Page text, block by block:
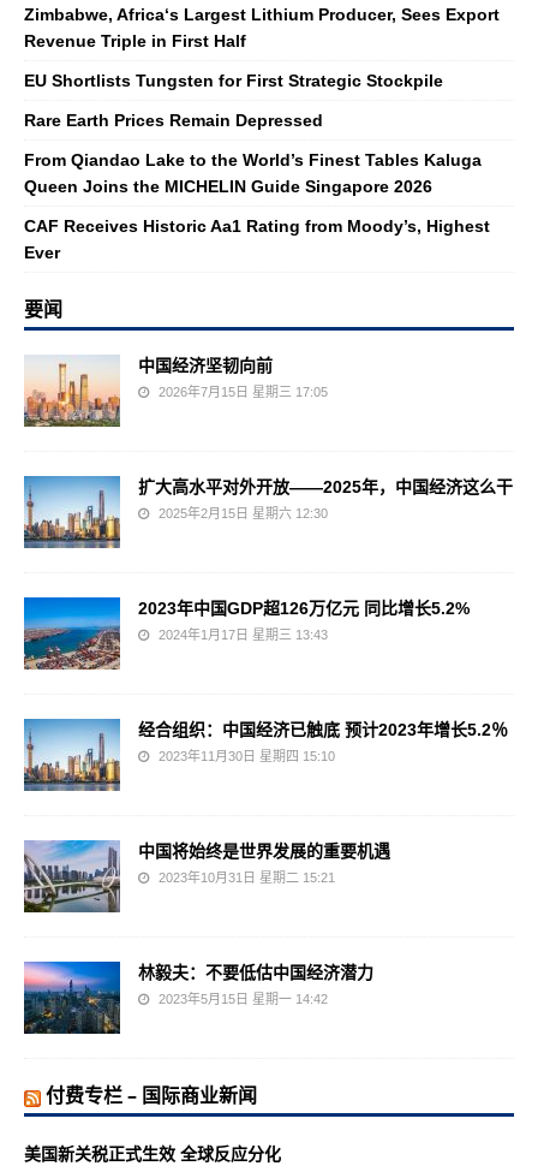
Zimbabwe, Africa‘s Largest Lithium Producer, Sees Export
Revenue Triple in First Half
EU Shortlists Tungsten for First Strategic Stockpile
Rare Earth Prices Remain Depressed
From Qiandao Lake to the World’s Finest Tables Kaluga
Queen Joins the MICHELIN Guide Singapore 2026
CAF Receives Historic Aa1 Rating from Moody’s, Highest
Ever
要闻
中国经济坚韧向前
2026年7月15日 星期三 17:05
扩大高水平对外开放——2025年，中国经济这么干
2025年2月15日 星期六 12:30
2023年中国GDP超126万亿元 同比增长5.2%
2024年1月17日 星期三 13:43
经合组织：中国经济已触底 预计2023年增长5.2％
2023年11月30日 星期四 15:10
中国将始终是世界发展的重要机遇
2023年10月31日 星期二 15:21
林毅夫：不要低估中国经济潜力
2023年5月15日 星期一 14:42
付费专栏 – 国际商业新闻
美国新关税正式生效 全球反应分化